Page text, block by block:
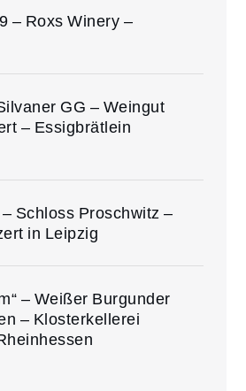
– Roxs Winery –
GG – Weingut
– Essigbrätlein
Schloss Proschwitz –
in Leipzig
– Weißer Burgunder
– Klosterkellerei